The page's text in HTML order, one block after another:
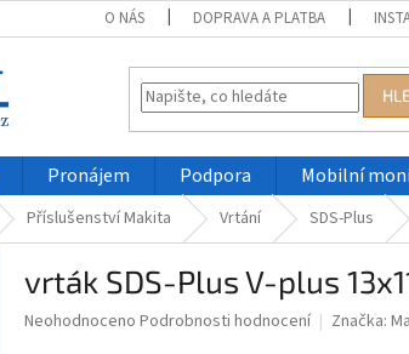
O NÁS DOPRAVA A PLATBA
Pronájem Podpora Mobilní
Příslušenství Makita Vrtání SDS-Plus
vrták SDS-Plus V-plus
Průměrné
Neohodnoceno Podrobnosti hodnocení Značka: